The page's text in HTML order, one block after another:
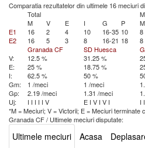
Comparatia rezultatelor din ultimele 16 meciuri
Total
M
V E I G P M
E1
16 2 4 10 16-35 10 8
E2
16 5 3 8 16-21 18 8
Granada CF
SD Huesca
V:
12.5 % 31.25 %
E:
25 % 18.75 %
I:
62.5 % 50 %
Gm:
1 /meci 1 /meci
Gp:
2.19 /meci 1.31 /meci
Uj:
I I I I I V E I V I V I I I
*M = Meciuri; V = Victorii; E = Meciuri terminate
Granada CF/ Ultimele meciuri disputate:
Ultimele meciuri Acasa